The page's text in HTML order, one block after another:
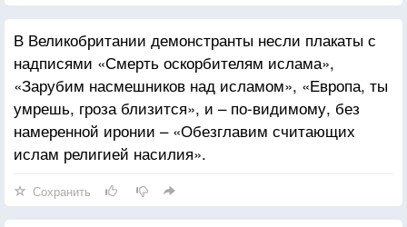
В Великобритании демонстранты несли плакаты с
надписями «Смерть оскорбителям ислама»,
«Зарубим насмешников над исламом», «Европа, ты
умрешь, гроза близится», и – по-видимому, без
намеренной иронии – «Обезглавим считающих
ислам религией насилия».
Сохранить